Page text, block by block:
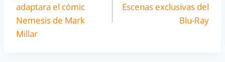
adaptara el cómic
Nemesis de Mark
Millar
Escenas exclusivas del
Blu-Ray